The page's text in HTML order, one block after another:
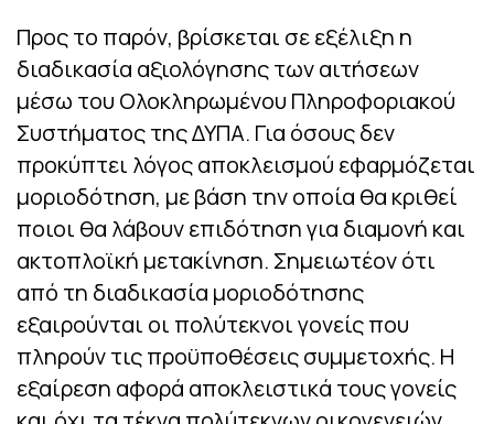
Προς το παρόν, βρίσκεται σε εξέλιξη η
διαδικασία αξιολόγησης των αιτήσεων
μέσω του Ολοκληρωμένου Πληροφοριακού
Συστήματος της ΔΥΠΑ. Για όσους δεν
προκύπτει λόγος αποκλεισμού εφαρμόζεται
μοριοδότηση, με βάση την οποία θα κριθεί
ποιοι θα λάβουν επιδότηση για διαμονή και
ακτοπλοϊκή μετακίνηση. Σημειωτέον ότι
από τη διαδικασία μοριοδότησης
εξαιρούνται οι πολύτεκνοι γονείς που
πληρούν τις προϋποθέσεις συμμετοχής. Η
εξαίρεση αφορά αποκλειστικά τους γονείς